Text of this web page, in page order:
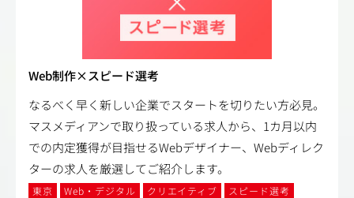
Web制作×スピード選考
なるべく早く新しい企業でスタートを切りたい方必見。
マスメディアンで取り扱っている求人から、1カ月以内
での内定獲得が目指せるWebデザイナー、Webディレク
ターの求人を厳選してご紹介します。
東京 Web・デジタル クリエイティブ スピード選考